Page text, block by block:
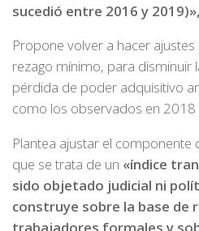
sucedió entre 2016 y
Propone volver a hacer
rezago mínimo, para disminuir
pérdida de poder adquisitivo
como los observados en 2018
Plantea ajustar el componente
que se trata de un «índice
sido objetado judicial ni
construye sobre la base de